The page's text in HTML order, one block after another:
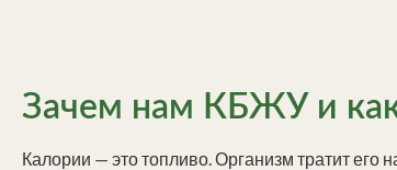
Зачем нам КБЖУ и как
Калории — это топливо. Организм тратит его